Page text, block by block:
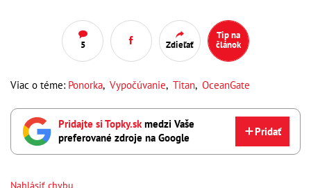
5 Zdieľať
Tip na
článok
Viac o téme: Ponorka, Vypočúvanie, Titan, OceanGate
Pridajte si Topky.skmedzi Vaše
preferované zdroje na Google
Pridať
Nahlásiť chybu